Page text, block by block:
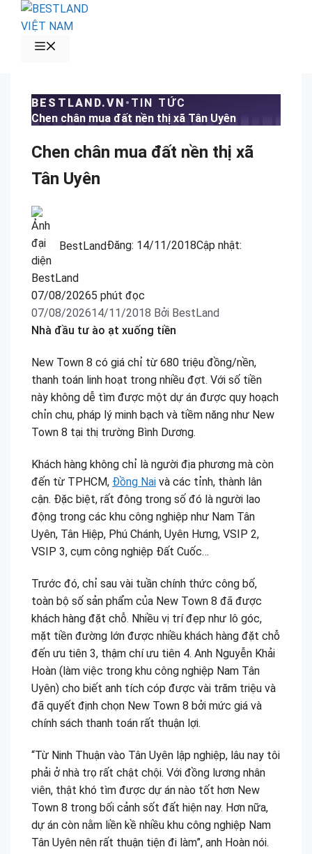
Chuyển
BESTLAND.VN • TIN TỨC
Chen chân mua đất nền thị xã Tân Uyên
Chen chân mua đất nền thị xã
Tân Uyên
BestLandĐăng: 14/11/2018Cập nhật:
07/08/20265 phút đọc
07/08/202614/11/2018 Bởi BestLand
Nhà đầu tư ào ạt xuống tiền
New Town 8 có giá chỉ từ 680 triệu đồng/nền,
thanh toán linh hoạt trong nhiều đợt. Với số tiền
này không dễ tìm được một dự án được quy hoạch
chỉn chu, pháp lý minh bạch và tiềm năng như New
Town 8 tại thị trường Bình Dương.
Khách hàng không chỉ là người địa phương mà còn
đến từ TPHCM, Đồng Nai và các tỉnh, thành lân
cận. Đặc biệt, rất đông trong số đó là người lao
động trong các khu công nghiệp như Nam Tân
Uyên, Tân Hiệp, Phú Chánh, Uyên Hưng, VSIP 2,
VSIP 3, cụm công nghiệp Đất Cuốc…
Trước đó, chỉ sau vài tuần chính thức công bố,
toàn bộ số sản phẩm của New Town 8 đã được
khách hàng đặt chỗ. Nhiều vị trí đẹp như lô góc,
mặt tiền đường lớn được nhiều khách hàng đặt chỗ
đến ưu tiên 3, thậm chí ưu tiên 4. Anh Nguyễn Khải
Hoàn (làm việc trong khu công nghiệp Nam Tân
Uyên) cho biết anh tích cóp được vài trăm triệu và
đã quyết định chọn New Town 8 bởi mức giá và
chính sách thanh toán rất thuận lợi.
“Từ Ninh Thuận vào Tân Uyên lập nghiệp, lâu nay tôi
phải ở nhà trọ rất chật chội. Với đồng lương nhân
viên, thật khó tìm được dự án nào tốt hơn New
Town 8 trong bối cảnh sốt đất hiện nay. Hơn nữa,
dự án còn nằm liền kề nhiều khu công nghiệp Nam
Tân Uyên nên rất thuận tiện đi làm”, anh Hoàn nói.